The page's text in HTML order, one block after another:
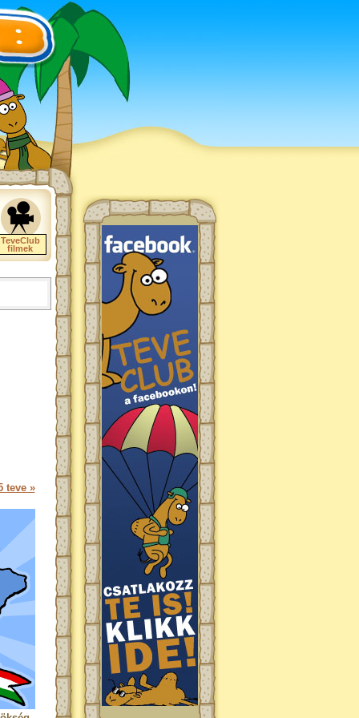
TeveClub
filmek
teve »